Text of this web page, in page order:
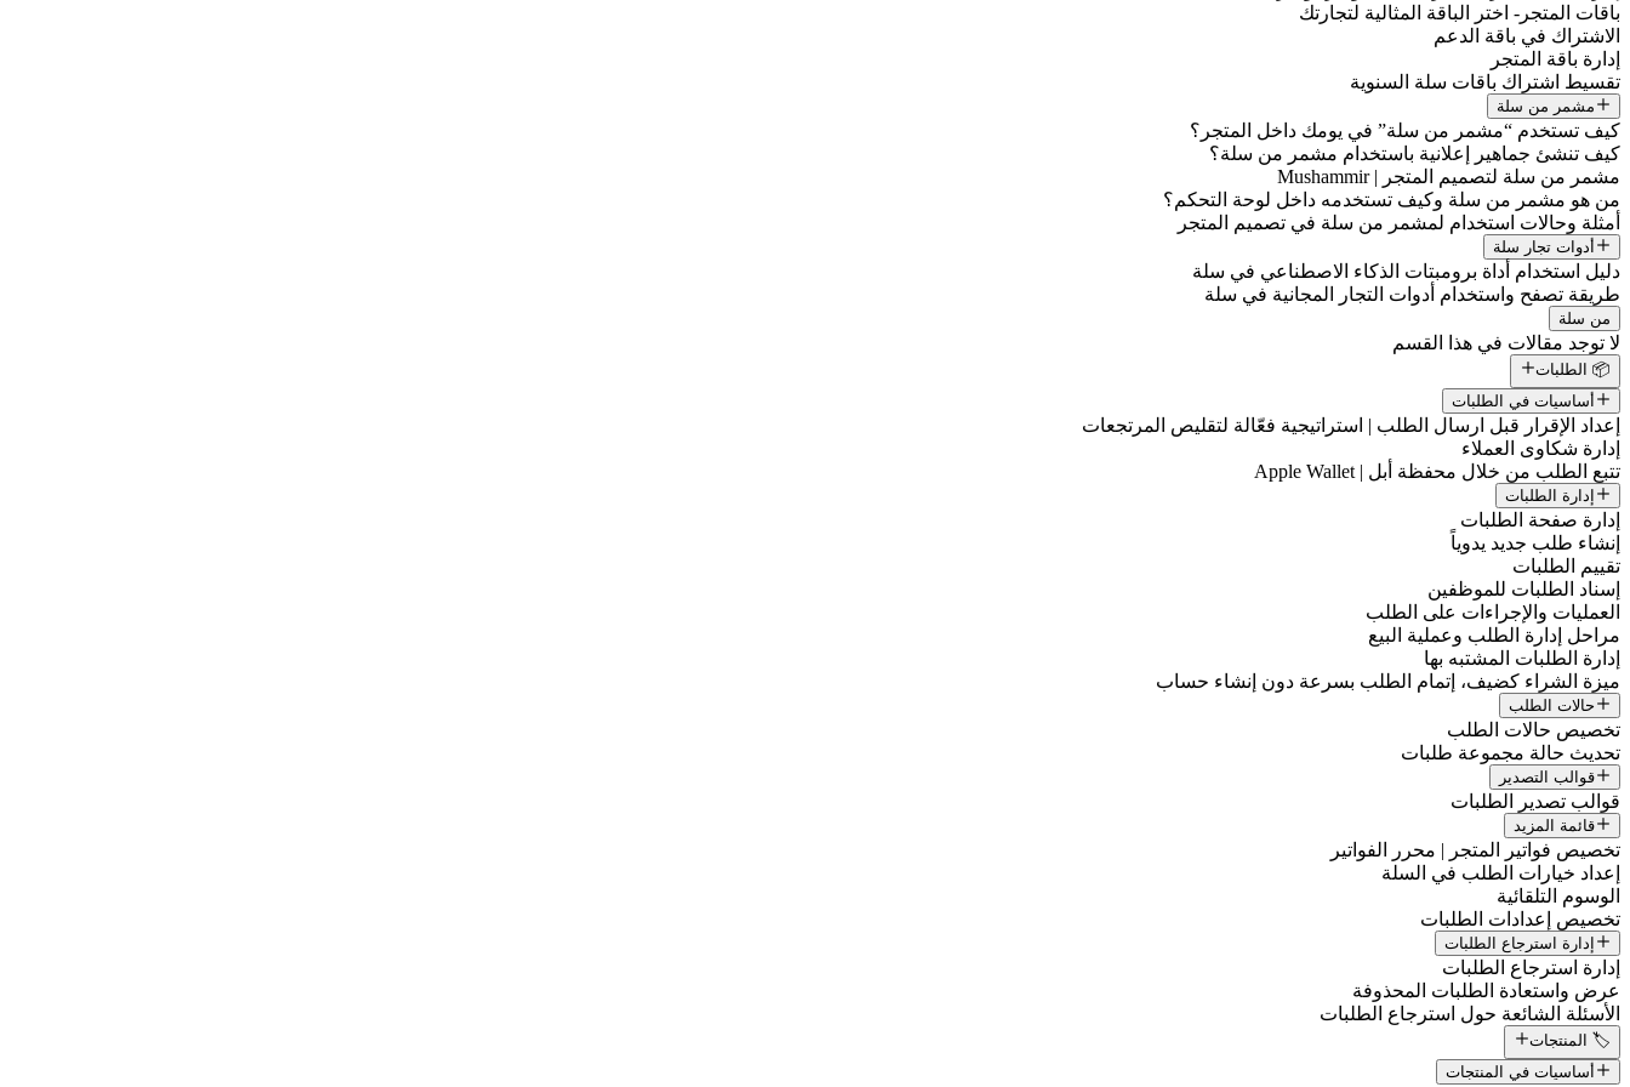
باقات المتجر- اختر الباقة المثالية لتجارتك
الاشتراك في باقة الدعم
إدارة باقة المتجر
تقسيط اشتراك باقات سلة السنوية
مشمر من سلة
كيف تستخدم “مشمر من سلة” في يومك داخل المتجر؟
كيف تنشئ جماهير إعلانية باستخدام مشمر من سلة؟
مشمر من سلة لتصميم المتجر | Mushammir
من هو مشمر من سلة وكيف تستخدمه داخل لوحة التحكم؟
أمثلة وحالات استخدام لمشمر من سلة في تصميم المتجر
أدوات تجار سلة
دليل استخدام أداة برومبتات الذكاء الاصطناعي في سلة
طريقة تصفح واستخدام أدوات التجار المجانية في سلة
من سلة
لا توجد مقالات في هذا القسم
📦 الطلبات
أساسيات في الطلبات
إعداد الإقرار قبل ارسال الطلب | استراتيجية فعّالة لتقليص المرتجعات
إدارة شكاوى العملاء
تتبع الطلب من خلال محفظة أبل | Apple Wallet
إدارة الطلبات
إدارة صفحة الطلبات
إنشاء طلب جديد يدوياً
تقييم الطلبات
إسناد الطلبات للموظفين
العمليات والإجراءات على الطلب
مراحل إدارة الطلب وعملية البيع
إدارة الطلبات المشتبه بها
ميزة الشراء كضيف، إتمام الطلب بسرعة دون إنشاء حساب
حالات الطلب
تخصيص حالات الطلب
تحديث حالة مجموعة طلبات
قوالب التصدير
قوالب تصدير الطلبات
قائمة المزيد
تخصيص فواتير المتجر | محرر الفواتير
إعداد خيارات الطلب في السلة
الوسوم التلقائية
تخصيص إعدادات الطلبات
إدارة استرجاع الطلبات
إدارة استرجاع الطلبات
عرض واستعادة الطلبات المحذوفة
الأسئلة الشائعة حول استرجاع الطلبات
🏷️ المنتجات
أساسيات في المنتجات